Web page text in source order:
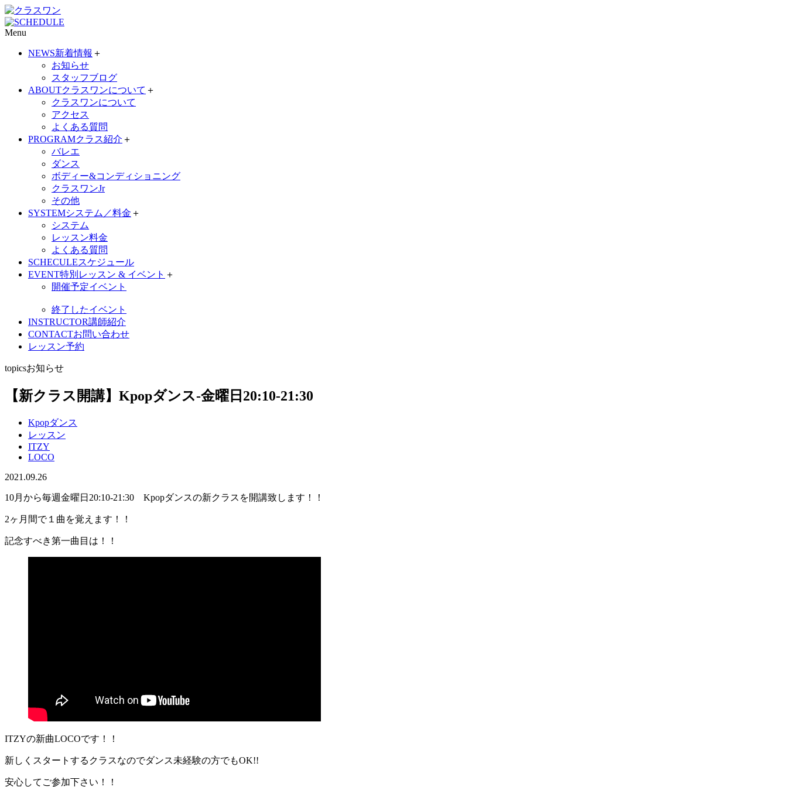
Menu
NEWS新着情報 ＋
お知らせ
スタッフブログ
ABOUTクラスワンについて ＋
クラスワンについて
アクセス
よくある質問
PROGRAMクラス紹介 ＋
バレエ
ダンス
ボディー&コンディショニング
クラスワンJr
その他
SYSTEMシステム／料金 ＋
システム
レッスン料金
よくある質問
SCHECULEスケジュール
EVENT特別レッスン & イベント ＋
開催予定イベント
終了したイベント
INSTRUCTOR講師紹介
CONTACTお問い合わせ
レッスン予約
topicsお知らせ
【新クラス開講】Kpopダンス-金曜日20:10-21:30
Kpopダンス
レッスン
ITZY
LOCO
2021.09.26
10月から毎週金曜日20:10-21:30 Kpopダンスの新クラスを開講致します！！
2ヶ月間で１曲を覚えます！！
記念すべき第一曲目は！！
ITZYの新曲LOCOです！！
新しくスタートするクラスなのでダンス未経験の方でもOK!!
安心してご参加下さい！！